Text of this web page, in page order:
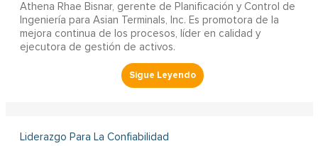
Athena Rhae Bisnar, gerente de Planificación y Control de
Ingeniería para Asian Terminals, Inc. Es promotora de la
mejora continua de los procesos, líder en calidad y
ejecutora de gestión de activos.
Liderazgo Para La Confiabilidad